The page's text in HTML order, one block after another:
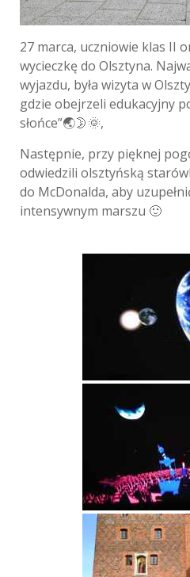
27 marca, uczniowie klas II
wycieczkę do Olsztyna.
wyjazdu, była wizyta w
gdzie obejrzeli edukacyjny
słońce”🌏🌛🌞,
Następnie, przy pięknej
odwiedzili olsztyńską
do McDonalda, aby
intensywnym marszu 🙂